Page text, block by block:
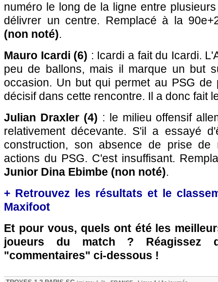
numéro le long de la ligne entre
délivrer un centre. Remplacé à la
(non noté).
Mauro Icardi (6) : Icardi a fait du Icardi.
peu de ballons, mais il marque un but
occasion. Un but qui permet au PSG de
décisif dans cette rencontre. Il a donc fait
Julian Draxler (4) : le milieu offensif
relativement décevante. S'il a essayé
construction, son absence de prise
actions du PSG. C'est insuffisant.
Junior Dina Ebimbe (non noté).
+ Retrouvez les résultats et le
Maxifoot
Et pour vous, quels ont été les
joueurs du match ? Réagissez
"commentaires" ci-dessous !